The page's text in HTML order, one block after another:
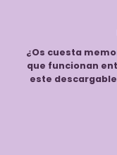
¿Os cuesta
que funcionan
este